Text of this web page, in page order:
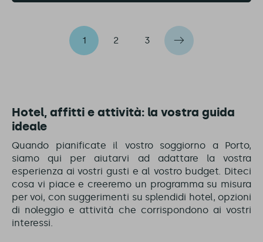
1 2 3
Hotel, affitti e attività: la vostra guida
ideale
Quando pianificate il vostro soggiorno a Porto,
siamo qui per aiutarvi ad adattare la vostra
esperienza ai vostri gusti e al vostro budget. Diteci
cosa vi piace e creeremo un programma su misura
per voi, con suggerimenti su splendidi hotel, opzioni
di noleggio e attività che corrispondono ai vostri
interessi.